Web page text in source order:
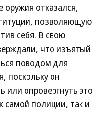
отказался,
позволяющую
себя. В свою
что изъятый
поводом для
поскольку он
или опровергнуть это
самой полиции, так и